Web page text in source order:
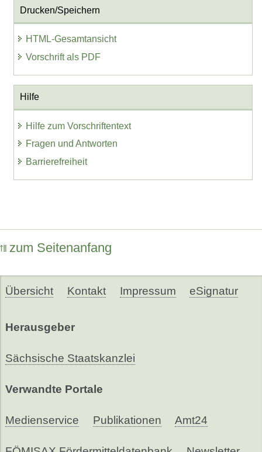
Drucken/Speichern
HTML-Gesamtansicht
Vorschrift als PDF
Hilfe
Hilfe zum Vorschriftentext
Fragen und Antworten
Barrierefreiheit
zum Seitenanfang
Übersicht Kontakt Impressum eSignatur
Herausgeber
Sächsische Staatskanzlei
Verwandte Portale
Medienservice Publikationen Amt24